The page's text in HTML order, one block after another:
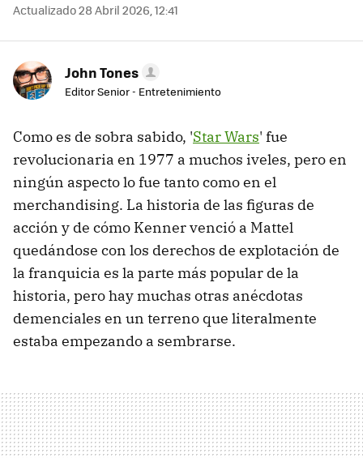
Actualizado 28 Abril 2026, 12:41
John Tones
Editor Senior - Entretenimiento
Como es de sobra sabido, 'Star Wars' fue
revolucionaria en 1977 a muchos iveles, pero en
ningún aspecto lo fue tanto como en el
merchandising. La historia de las figuras de
acción y de cómo Kenner venció a Mattel
quedándose con los derechos de explotación de
la franquicia es la parte más popular de la
historia, pero hay muchas otras anécdotas
demenciales en un terreno que literalmente
estaba empezando a sembrarse.